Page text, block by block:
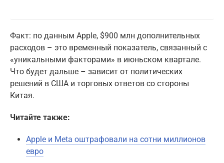
Факт: по данным Apple, $900 млн дополнительных
расходов – это временный показатель, связанный с
«уникальными факторами» в июньском квартале.
Что будет дальше – зависит от политических
решений в США и торговых ответов со стороны
Китая.
Читайте также:
Apple и Meta оштрафовали на сотни миллионов
евро